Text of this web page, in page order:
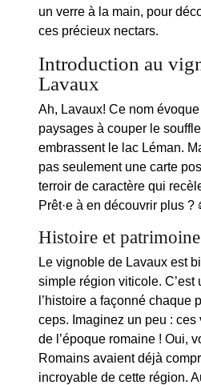
un verre à la main, pour
ces précieux nectars.
Introduction au
Lavaux
Ah, Lavaux! Ce nom
paysages à couper le
embrassent le lac Léman.
pas seulement une carte
terroir de caractère qui
Prêt·e à en découvrir plus ?
Histoire et patrimoine
Le vignoble de Lavaux est
simple région viticole. C’est
l’histoire a façonné chaque
ceps. Imaginez un peu :
de l’époque romaine ! Oui,
Romains avaient déjà
incroyable de cette région.